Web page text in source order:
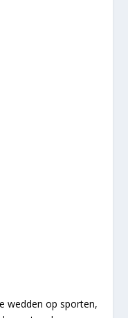
wedden op sporten,